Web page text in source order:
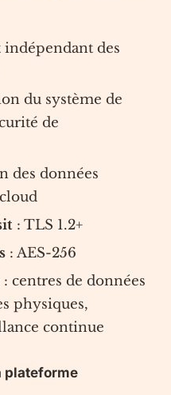
indépendant des
du système de
de
des données
: TLS 1.2+
: AES-256
: centres de données
physiques,
continue
plateforme